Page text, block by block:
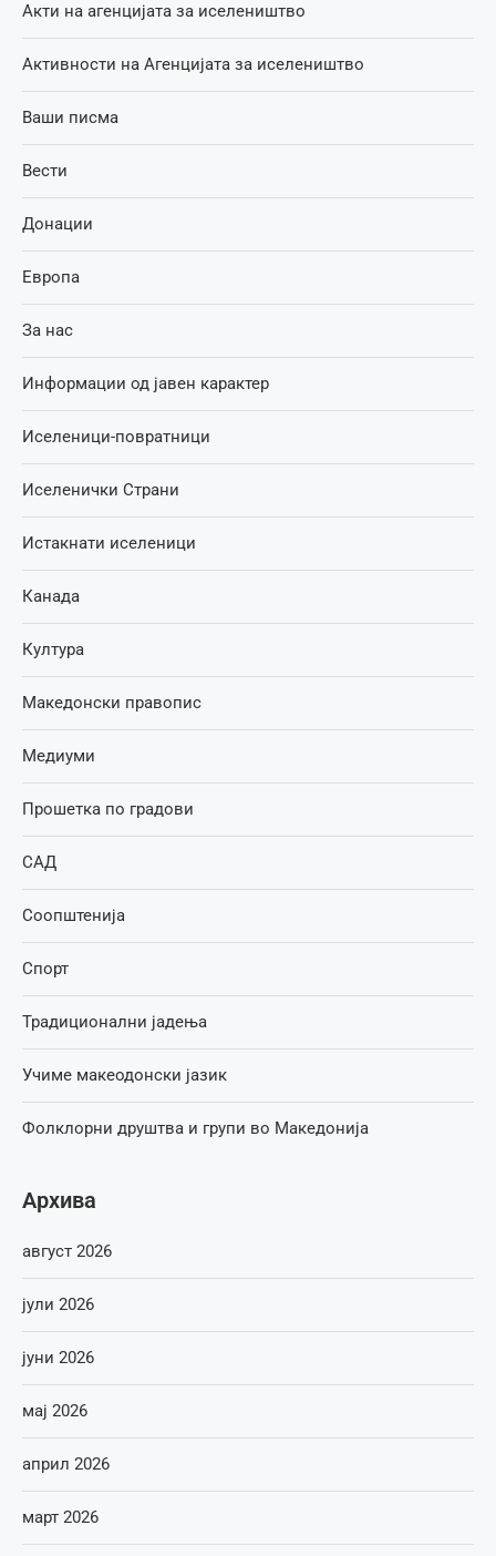
Акти на агенцијата за иселеништво
Активности на Агенцијата за иселеништво
Ваши писма
Вести
Донации
Европа
За нас
Информации од јавен карактер
Иселеници-повратници
Иселенички Страни
Истакнати иселеници
Канада
Култура
Македонски правопис
Медиуми
Прошетка по градови
САД
Соопштенија
Спорт
Традиционални јадења
Учиме макеодонски јазик
Фолклорни друштва и групи во Македонија
Архива
август 2026
јули 2026
јуни 2026
мај 2026
април 2026
март 2026